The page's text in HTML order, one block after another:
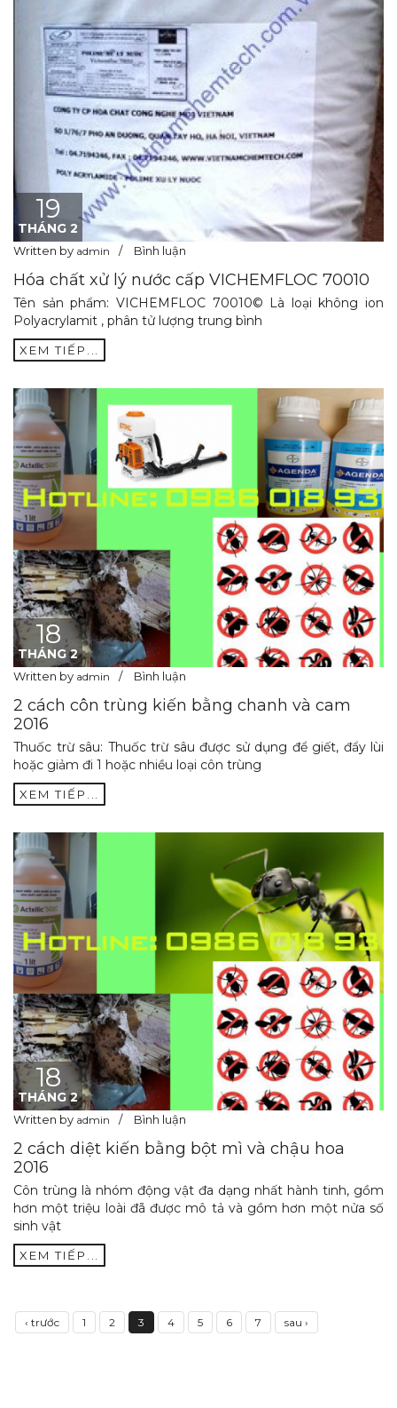
19
THÁNG 2
Written by admin Bình luận
Hóa chất xử lý nước cấp VICHEMFLOC 70010
Tên sản phẩm: VICHEMFLOC 70010© Là loại không ion
Polyacrylamit , phân tử lượng trung bình
XEM TIẾP...
18
THÁNG 2
Written by admin Bình luận
2 cách côn trùng kiến bằng chanh và cam
2016
Thuốc trừ sâu: Thuốc trừ sâu được sử dụng để giết, đẩy lùi
hoặc giảm đi 1 hoặc nhiều loại côn trùng
XEM TIẾP...
18
THÁNG 2
Written by admin Bình luận
2 cách diệt kiến bằng bột mì và chậu hoa
2016
Côn trùng là nhóm động vật đa dạng nhất hành tinh, gồm
hơn một triệu loài đã được mô tả và gồm hơn một nửa số
sinh vật
XEM TIẾP...
‹ trước 1 2 3 4 5 6 7 sau ›